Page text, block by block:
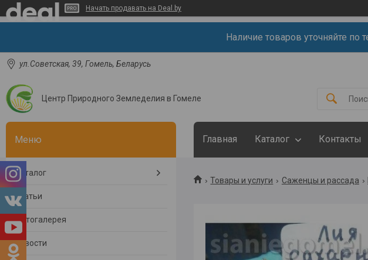
Начать продавать на Deal.by
Наличие товаров уточняйте по
ул.Советская, 39, Гомель, Беларусь
Центр Природного Земледелия в Гомеле
Главная Каталог Контакты
Товары и услуги Саженцы и рассада
Каталог
Статьи
Фотогалерея
Новости